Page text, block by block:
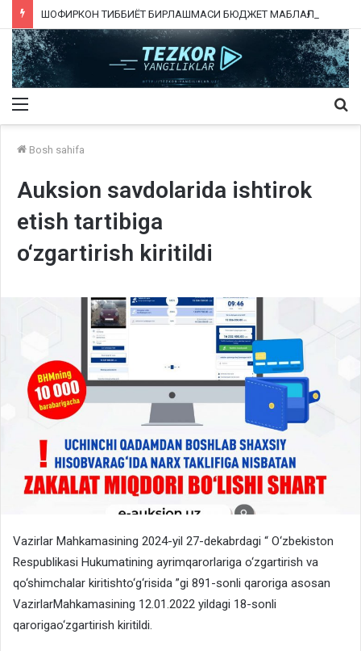
Menu
Bosh sahifa
Auksion savdolarida ishtirok
etish tartibiga
o‘zgartirish kiritildi
Vazirlar Mahkamasining 2024-yil 27-dekabrdagi “ O‘zbekiston
Respublikasi Hukumatining ayrimqarorlariga o‘zgartirish va
qo‘shimchalar kiritishto‘g‘risida ”gi 891-sonli qaroriga asosan
VazirlarMahkamasining 12.01.2022 yildagi 18-sonli
qarorigao‘zgartirish kiritildi.